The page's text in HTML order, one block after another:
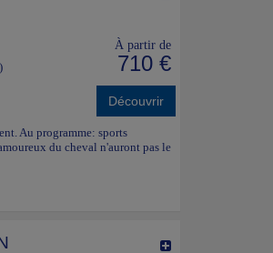
À partir de
710 €
Découvrir
Au programme: sports
du cheval n'auront pas le